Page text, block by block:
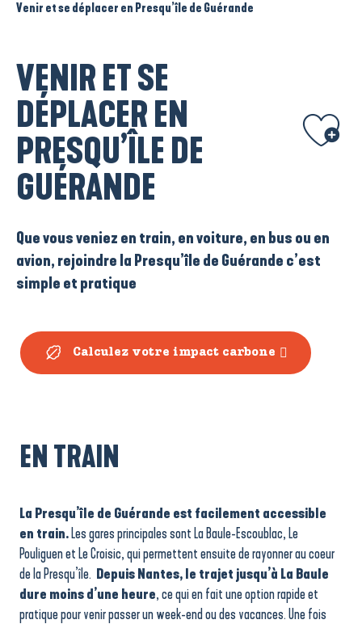
Venir et se déplacer en Presqu’île de Guérande
VENIR ET SE
DÉPLACER EN
PRESQU’ÎLE DE
GUÉRANDE
Ajouter
Que vous veniez en train, en voiture, en bus ou en
avion, rejoindre la Presqu’île de Guérande c’est
simple et pratique
Calculez votre impact carbone
EN TRAIN
La Presqu’île de Guérande est facilement accessible
en train. Les gares principales sont La Baule-Escoublac, Le
Pouliguen et Le Croisic, qui permettent ensuite de rayonner au coeur
de la Presqu’île. Depuis Nantes, le trajet jusqu’à La Baule
dure moins d’une heure, ce qui en fait une option rapide et
pratique pour venir passer un week-end ou des vacances. Une fois